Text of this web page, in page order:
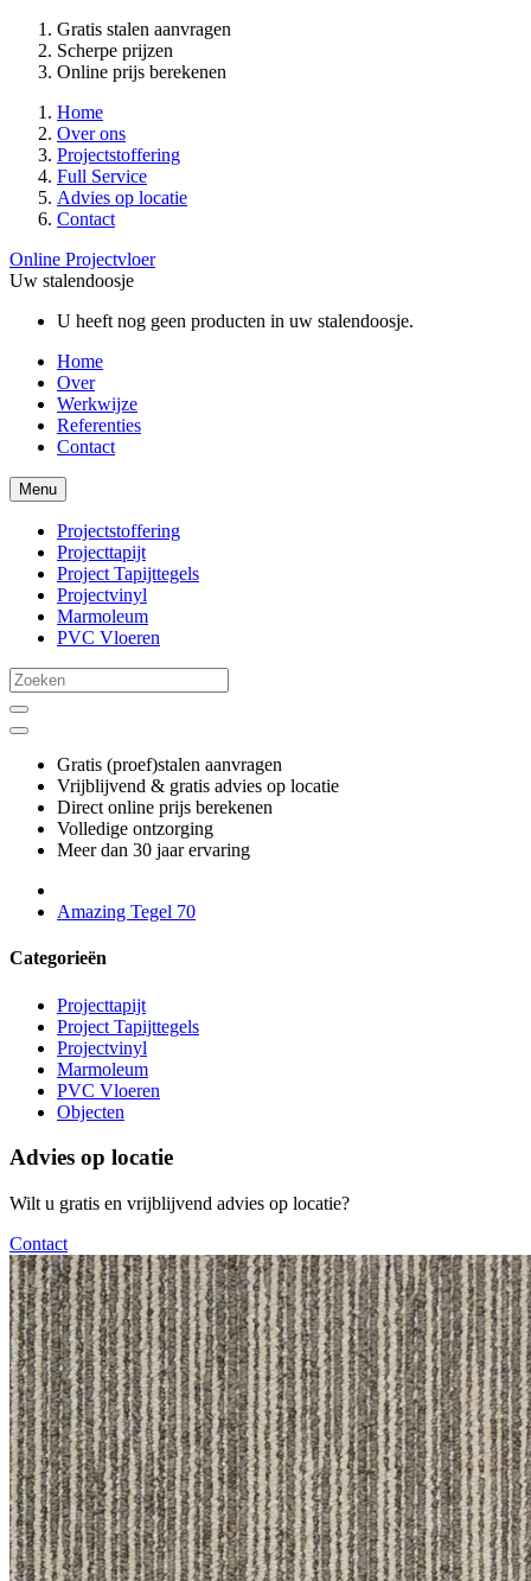
Gratis stalen aanvragen
Scherpe prijzen
Online prijs berekenen
Home
Over ons
Projectstoffering
Full Service
Advies op locatie
Contact
Online Projectvloer
Uw stalendoosje
U heeft nog geen producten in uw stalendoosje.
Home
Over
Werkwijze
Referenties
Contact
Menu
Projectstoffering
Projecttapijt
Project Tapijttegels
Projectvinyl
Marmoleum
PVC Vloeren
Gratis (proef)stalen aanvragen
Vrijblijvend & gratis advies op locatie
Direct online prijs berekenen
Volledige ontzorging
Meer dan 30 jaar ervaring
Amazing Tegel 70
Categorieën
Projecttapijt
Project Tapijttegels
Projectvinyl
Marmoleum
PVC Vloeren
Objecten
Advies op locatie
Wilt u gratis en vrijblijvend advies op locatie?
Contact